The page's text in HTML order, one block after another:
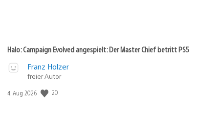
Halo: Campaign Evolved angespielt: Der Master Chief betritt PS5
Franz Holzer
freier Autor
Veröffentlichungsdatum:
4. Aug 2026 20